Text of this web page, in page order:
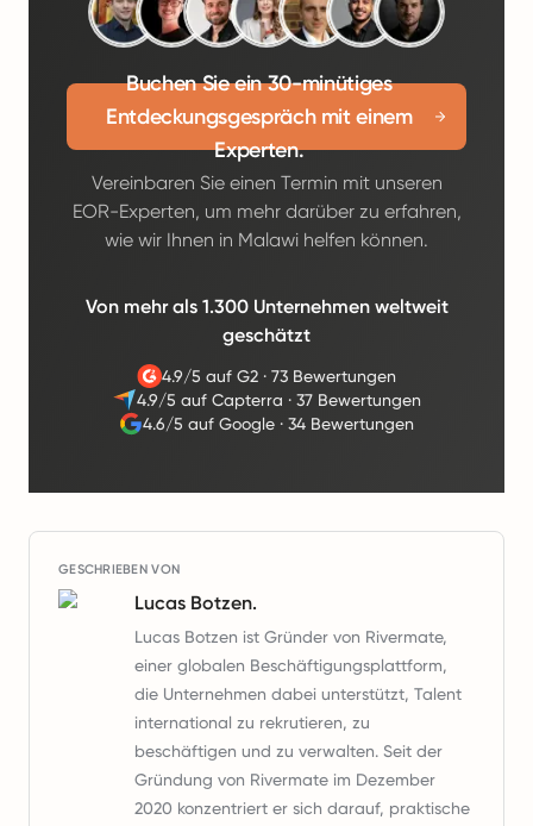
Buchen Sie ein 30-minütiges
Entdeckungsgespräch mit einem
Experten.
Vereinbaren Sie einen Termin mit unseren
EOR-Experten, um mehr darüber zu erfahren,
wie wir Ihnen in Malawi helfen können.
Von mehr als 1.300 Unternehmen weltweit
geschätzt
4.9/5 auf G2· 73 Bewertungen
4.9/5 auf Capterra · 37 Bewertungen
4.6/5 auf Google ·34 Bewertungen
GESCHRIEBEN VON
Lucas Botzen.
Lucas Botzen ist Gründer von Rivermate,
einer globalen Beschäftigungsplattform,
die Unternehmen dabei unterstützt, Talent
international zu rekrutieren, zu
beschäftigen und zu verwalten. Seit der
Gründung von Rivermate im Dezember
2020 konzentriert er sich darauf, praktische